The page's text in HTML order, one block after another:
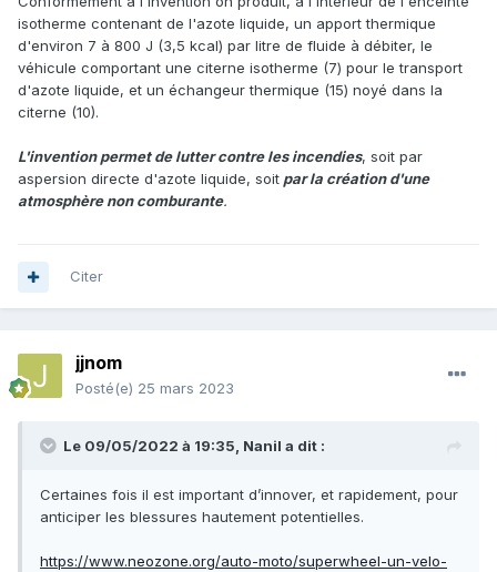
isotherme contenant de l'azote liquide, un apport thermique
d'environ 7 à 800 J (3,5 kcal) par litre de fluide à débiter, le
véhicule comportant une citerne isotherme (7) pour le transport
d'azote liquide, et un échangeur thermique (15) noyé dans la
citerne (10).
L'invention permet de lutter contre les incendies, soit par
aspersion directe d'azote liquide, soit par la création d'une
atmosphère non comburante.
Citer
jjnom
Posté(e) 25 mars 2023
Le 09/05/2022 à 19:35, Nanil a dit :
Certaines fois il est important d’innover, et rapidement, pour
anticiper les blessures hautement potentielles.
https://www.neozone.org/auto-moto/superwheel-un-velo-